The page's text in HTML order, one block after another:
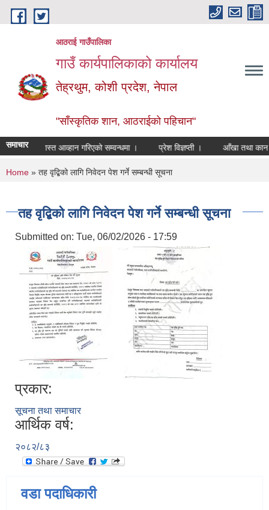
Skip to main content
आठराई गाउँपालिका
गाउँ कार्यपालिकाको कार्यालय
तेह्रथुम, कोशी प्रदेश, नेपाल
"साँस्कृतिक शान, आठराईको पहिचान"
समाचारदरखास्त आव्हान गरिएको सम्वन्धमा । प्रेश विज्ञप्ती । आँखा तथा कान
You are here
Home » तह वृद्बिको लागि निवेदन पेश गर्ने सम्बन्धी सूचना
तह वृद्बिको लागि निवेदन पेश गर्ने सम्बन्धी सूचना
Submitted on: Tue, 06/02/2026 - 17:59
प्रकार:
सूचना तथा समाचार
आर्थिक वर्ष:
२०८२/८३
वडा पदाधिकारी